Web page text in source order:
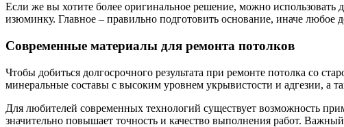
Если же вы хотите более оригинальное решение, можно
изюминку. Главное – правильно подготовить основание, иначе любое
Современные материалы для ремонта потолков
Чтобы добиться долгосрочного результата при ремонте потолка со
минеральные составы с высоким уровнем укрывистости и адгезии, а
Для любителей современных технологий существует возможность
значительно повышает точность и качество выполнения работ.